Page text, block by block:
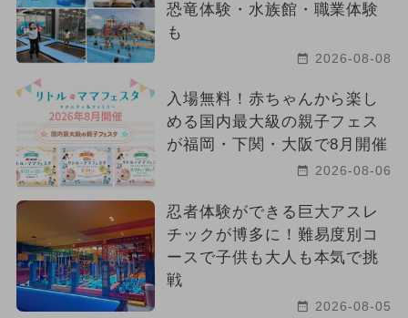
恐竜体験・水族館・職業体験
も
2026-08-08
入場無料！赤ちゃんから楽し
める国内最大級の親子フェス
が福岡・下関・大阪で8月開催
2026-08-06
忍者体験ができる巨大アスレ
チックが博多に！難易度別コ
ースで子供も大人も本気で挑
戦
2026-08-05